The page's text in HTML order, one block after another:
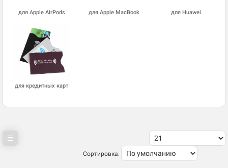
для Apple AirPods для Apple MacBook для Huawei
для кредитных карт
Сортировка: